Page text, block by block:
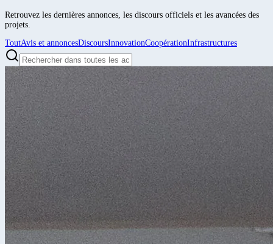
Retrouvez les dernières annonces, les discours officiels et les avancées des
projets.
ToutAvis et annoncesDiscoursInnovationCoopérationInfrastructures